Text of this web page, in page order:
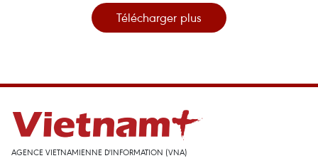
Télécharger plus
AGENCE VIETNAMIENNE D'INFORMATION (VNA)